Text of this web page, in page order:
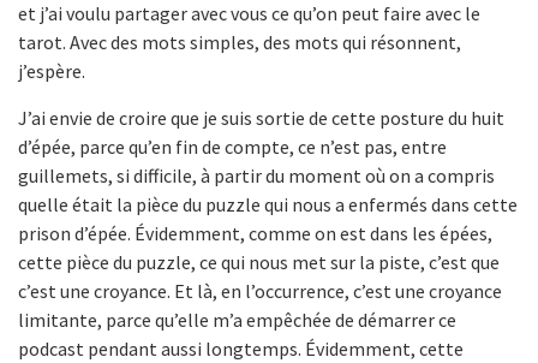
et j’ai voulu partager avec vous ce qu’on peut faire avec le
tarot. Avec des mots simples, des mots qui résonnent,
j’espère.
J’ai envie de croire que je suis sortie de cette posture du huit
d’épée, parce qu’en fin de compte, ce n’est pas, entre
guillemets, si difficile, à partir du moment où on a compris
quelle était la pièce du puzzle qui nous a enfermés dans cette
prison d’épée. Évidemment, comme on est dans les épées,
cette pièce du puzzle, ce qui nous met sur la piste, c’est que
c’est une croyance. Et là, en l’occurrence, c’est une croyance
limitante, parce qu’elle m’a empêchée de démarrer ce
podcast pendant aussi longtemps. Évidemment, cette